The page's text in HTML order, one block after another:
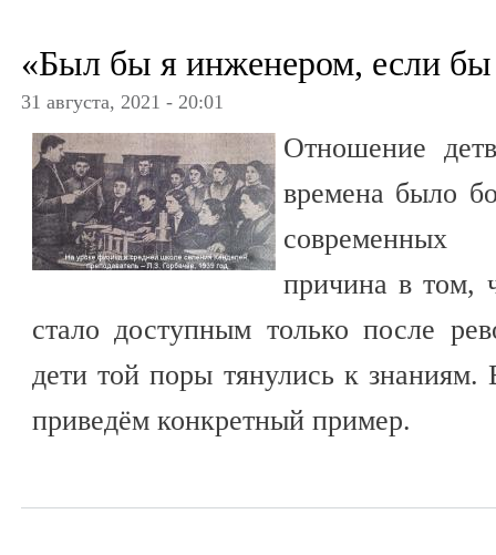
«Был бы я инженером, если
31 августа, 2021 - 20:01
Отношение
времена было
причина в том,
стало доступным только после
дети той поры тянулись к знаниям.
приведём конкретный пример.